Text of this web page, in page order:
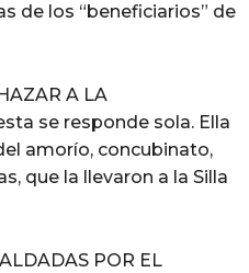
de los “beneficiarios” de
A LA
se responde sola. Ella
amorío, concubinato,
que la llevaron a la Silla
POR EL